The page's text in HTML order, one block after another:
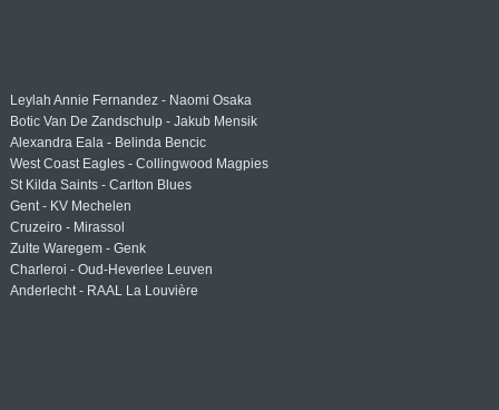
Leylah Annie Fernandez - Naomi Osaka
Botic Van De Zandschulp - Jakub Mensik
Alexandra Eala - Belinda Bencic
West Coast Eagles - Collingwood Magpies
St Kilda Saints - Carlton Blues
Gent - KV Mechelen
Cruzeiro - Mirassol
Zulte Waregem - Genk
Charleroi - Oud-Heverlee Leuven
Anderlecht - RAAL La Louvière